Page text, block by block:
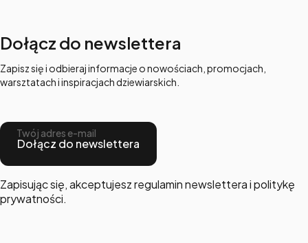
Dołącz do newslettera
Zapisz się i odbieraj informacje o nowościach, promocjach,
warsztatach i inspiracjach dziewiarskich.
Twój adres e-mail
Dołącz do newslettera
Zapisując się, akceptujesz regulamin newslettera i politykę
prywatności.